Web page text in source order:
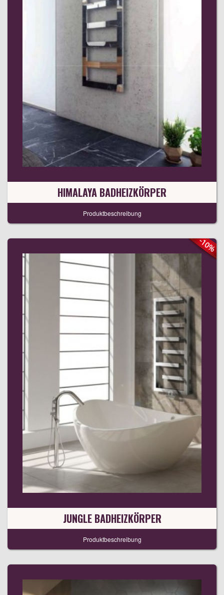
HIMALAYA BADHEIZKÖRPER
Produktbeschreibung
JUNGLE BADHEIZKÖRPER
Produktbeschreibung